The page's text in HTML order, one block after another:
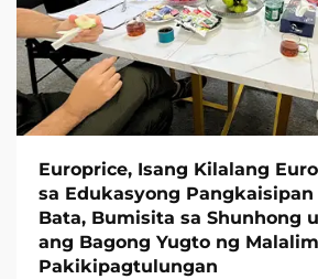
Europrice, Isang Kilalang
sa Edukasyong Pangkaisipan
Bata, Bumisita sa Shunhong
ang Bagong Yugto ng
Pakikipagtulungan